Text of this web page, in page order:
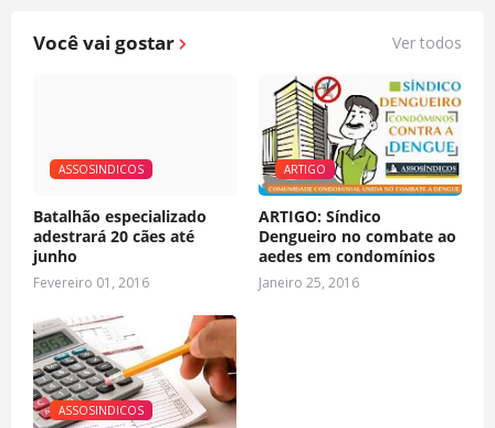
Você vai gostar Ver todos
ASSOSINDICOS
Batalhão especializado
adestrará 20 cães até
junho
Fevereiro 01, 2016
ARTIGO
ARTIGO: Síndico
Dengueiro no combate ao
aedes em condomínios
Janeiro 25, 2016
ASSOSINDICOS